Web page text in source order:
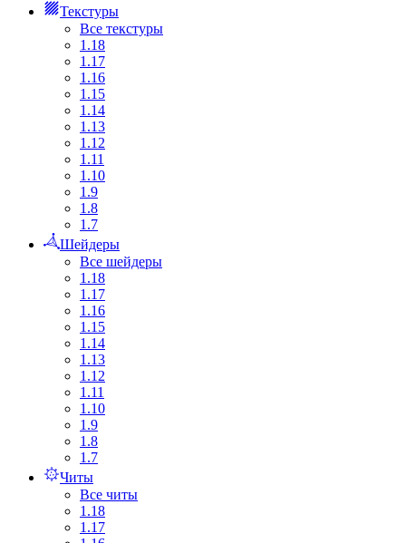
Текстуры
Все текстуры
1.18
1.17
1.16
1.15
1.14
1.13
1.12
1.11
1.10
1.9
1.8
1.7
Шейдеры
Все шейдеры
1.18
1.17
1.16
1.15
1.14
1.13
1.12
1.11
1.10
1.9
1.8
1.7
Читы
Все читы
1.18
1.17